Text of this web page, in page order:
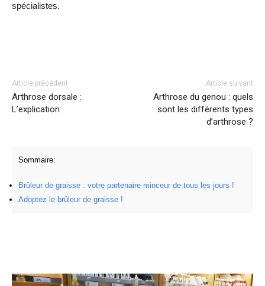
spécialistes.
Article précédent
Arthrose dorsale :
L’explication
Article suivant
Arthrose du genou : quels
sont les différents types
d’arthrose ?
Sommaire:
Brûleur de graisse : votre partenaire minceur de tous les jours !
Adoptez le brûleur de graisse !